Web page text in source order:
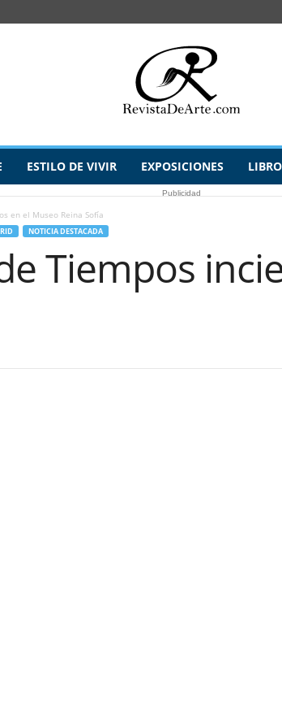
ESTILO DE VIVIR EXPOSICIONES
Publicidad
en el Museo Reina Sofía
NOTICIA DESTACADA
Tiempos